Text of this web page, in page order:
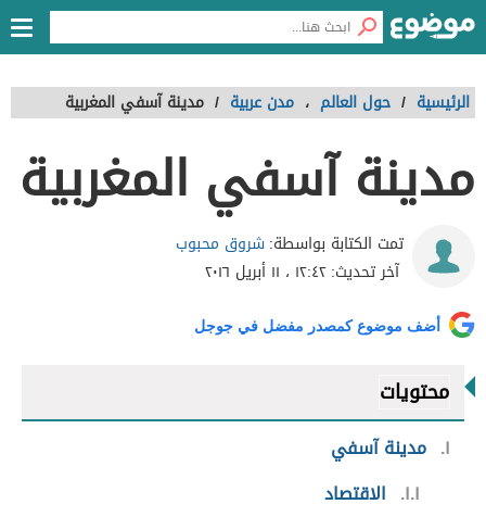
الرئيسية / حول العالم ، مدن عربية / مدينة آسفي المغربية
مدينة آسفي المغربية
تمت الكتابة بواسطة:شروق محبوب
آخر تحديث:١٢:٤٢ ، ١١ أبريل ٢٠١٦
أضف موضوع كمصدر مفضل في جوجل
محتويات
١ مدينة آسفي
١.١
الاقتصاد